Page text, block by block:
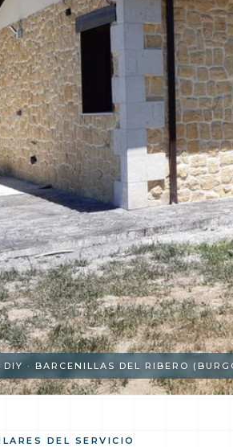
· BARCENILLAS DEL RIBERO
DEL SERVICIO